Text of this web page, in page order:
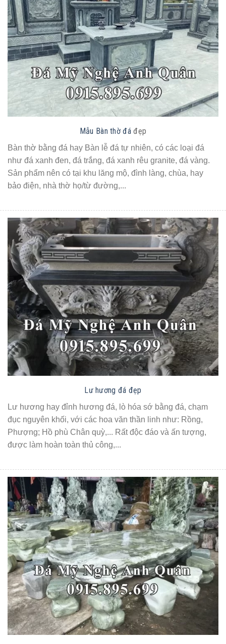
Mẫu Bàn thờ đá đẹp
Bàn thờ bằng đá hay Bàn lễ đá tự nhiên, có các loại đá
như đá xanh đen, đá trắng, đá xanh rêu granite, đá vàng.
Sản phẩm nên có tại khu lăng mộ, đình làng, chùa, hay
bảo điện, nhà thờ họ/từ đường,...
Lư hương đá đẹp
Lư hương hay đỉnh hương đá, lò hóa sớ bằng đá, chạm
đục nguyên khối, với các hoa văn thần linh như: Rồng,
Phượng; Hồ phù Chân quỳ,... Rất độc đáo và ấn tượng,
được làm hoàn toàn thủ công,...